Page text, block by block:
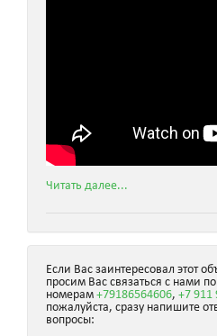
Читать далее...
Если Вас заинтересовал этот
просим Вас связаться с нами
номерам +79186564606, +7 911
пожалуйста, сразу напишите
вопросы: